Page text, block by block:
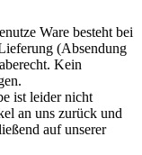
Ware besteht bei
(Absendung
Kein
ist leider nicht
an uns zurück und
auf unserer